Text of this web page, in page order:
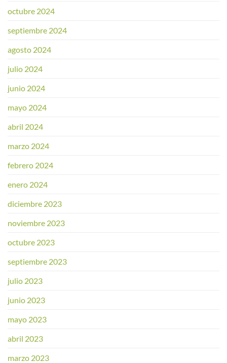
octubre 2024
septiembre 2024
agosto 2024
julio 2024
junio 2024
mayo 2024
abril 2024
marzo 2024
febrero 2024
enero 2024
diciembre 2023
noviembre 2023
octubre 2023
septiembre 2023
julio 2023
junio 2023
mayo 2023
abril 2023
marzo 2023